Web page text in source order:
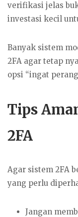
verifikasi jelas
investasi kecil
Banyak sistem
2FA agar tetap
opsi “ingat
Tips
2FA
Agar sistem 2FA
yang perlu
Jangan